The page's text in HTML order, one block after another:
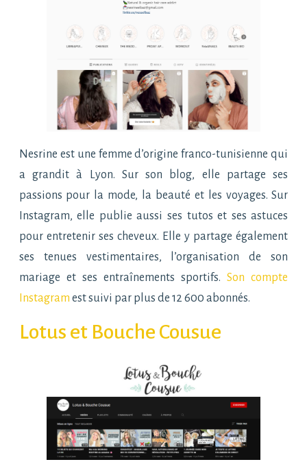
Nesrine est une femme d’origine franco-tunisienne qui
a grandit à Lyon. Sur son blog, elle partage ses
passions pour la mode, la beauté et les voyages. Sur
Instagram, elle publie aussi ses tutos et ses astuces
pour entretenir ses cheveux. Elle y partage également
ses tenues vestimentaires, l’organisation de son
mariage et ses entraînements sportifs.Son compte
Instagram est suivi par plus de 12 600 abonnés.
Lotus et Bouche Cousue